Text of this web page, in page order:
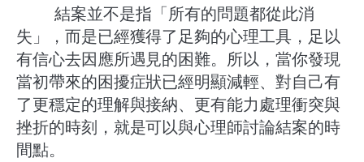
​ 結案並不是指「所有的問題都從此消
失」，而是已經獲得了足夠的心理工具，足以
有信心去因應所遇見的困難。所以，當你發現​
當初帶來的困擾症狀已經明顯減輕、對自己有
了更穩定的理解與接納、更有能力處理衝突與
挫折的時刻，就是可以與心理師討論結案的時
間點。